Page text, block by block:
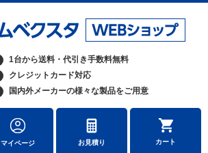
1台から送料・代引き手数料無料
クレジットカード対応
国内外メーカーの様々な製品をご用意
マイページ お見積り カート